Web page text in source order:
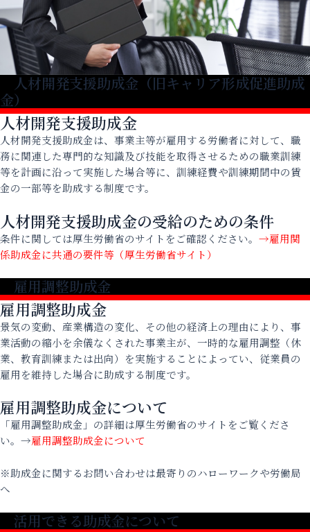
人材開発支援助成金（旧キャリア形成促進助成
金）
人材開発支援助成金
人材開発支援助成金は、事業主等が雇用する労働者に対して、職
務に関連した専門的な知識及び技能を取得させるための職業訓練
等を計画に沿って実施した場合等に、訓練経費や訓練期間中の賃
金の一部等を助成する制度です。
人材開発支援助成金の受給のための条件
条件に関しては厚生労働省のサイトをご確認ください。 →雇用関
係助成金に共通の要件等（厚生労働省サイト）
雇用調整助成金
雇用調整助成金
景気の変動、産業構造の変化、その他の経済上の理由により、事
業活動の縮小を余儀なくされた事業主が、一時的な雇用調整（休
業、教育訓練または出向）を実施することによってい、従業員の
雇用を維持した場合に助成する制度です。
雇用調整助成金について
「雇用調整助成金」の詳細は厚生労働省のサイトをご覧くださ
い。→雇用調整助成金について
※助成金に関するお問い合わせは最寄りのハローワークや労働局
へ
活用できる助成金について